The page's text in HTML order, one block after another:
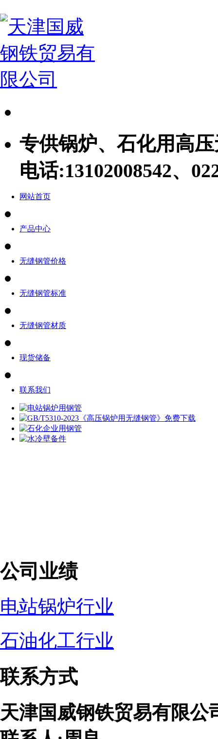
专供锅炉、石化用高
电话:13102008542、
网站首页
产品中心
无缝钢管价格
无缝钢管标准
无缝钢管材质
现货储备
联系我们
公司业绩
电站锅炉行业
石油化工行业
联系方式
天津国威钢铁贸易有限公